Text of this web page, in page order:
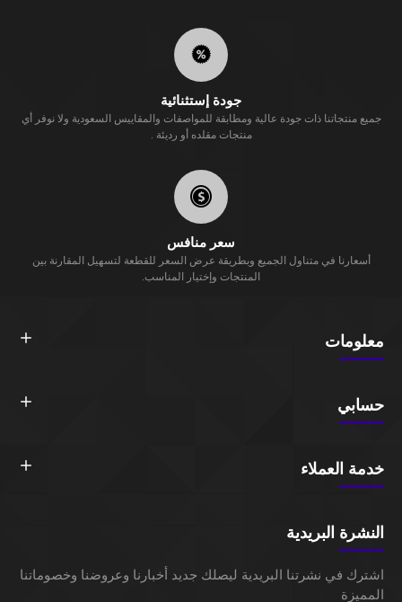
جودة إستثنائية
جميع منتجاتنا ذات جودة عالية ومطابقة للمواصفات والمقاييس السعودية ولا نوفر أي
منتجات مقلده أو رديئة .
سعر منافس
أسعارنا في متناول الجميع وبطريقة عرض السعر للقطعة لتسهيل المقارنة بين
المنتجات وإختيار المناسب.
معلومات
حسابي
خدمة العملاء
النشرة البريدية
اشترك في نشرتنا البريدية ليصلك جديد أخبارنا وعروضنا وخصوماتنا
المميزة